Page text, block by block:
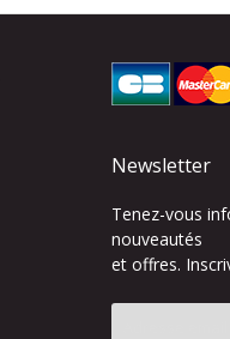
Newsletter
Tenez-vous
nouveautés
et offres.